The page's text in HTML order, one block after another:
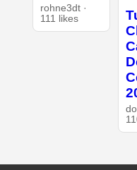
rohne3dt ·
111 likes